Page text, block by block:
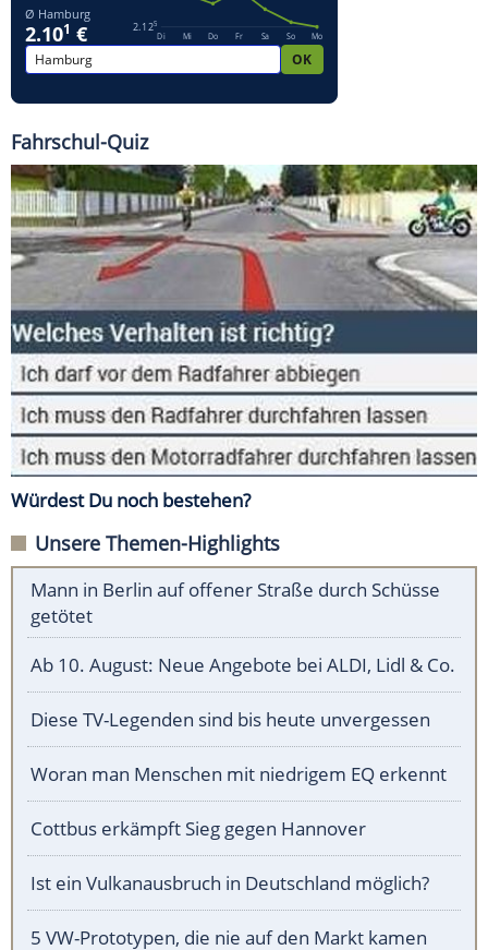
Fahrschul-Quiz
Würdest Du noch bestehen?
Unsere Themen-Highlights
Mann in Berlin auf offener Straße durch Schüsse
getötet
Ab 10. August: Neue Angebote bei ALDI, Lidl & Co.
Diese TV-Legenden sind bis heute unvergessen
Woran man Menschen mit niedrigem EQ erkennt
Cottbus erkämpft Sieg gegen Hannover
Ist ein Vulkanausbruch in Deutschland möglich?
5 VW-Prototypen, die nie auf den Markt kamen